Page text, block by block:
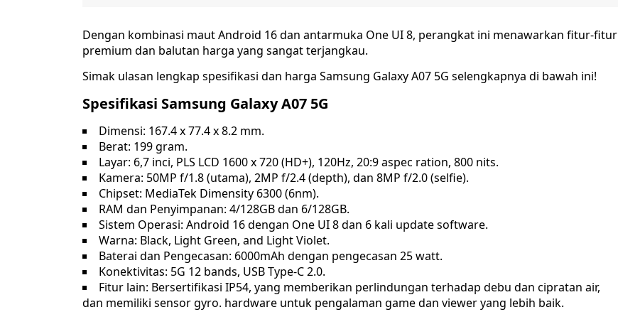
Dengan kombinasi maut Android 16 dan antarmuka One UI 8, perangkat ini menawarkan fitur-fitur
premium dan balutan harga yang sangat terjangkau.
Simak ulasan lengkap spesifikasi dan harga Samsung Galaxy A07 5G selengkapnya di bawah ini!
Spesifikasi Samsung Galaxy A07 5G
Dimensi: 167.4 x 77.4 x 8.2 mm.
Berat: 199 gram.
Layar: 6,7 inci, PLS LCD 1600 x 720 (HD+), 120Hz, 20:9 aspec ration, 800 nits.
Kamera: 50MP f/1.8 (utama), 2MP f/2.4 (depth), dan 8MP f/2.0 (selfie).
Chipset: MediaTek Dimensity 6300 (6nm).
RAM dan Penyimpanan: 4/128GB dan 6/128GB.
Sistem Operasi: Android 16 dengan One UI 8 dan 6 kali update software.
Warna: Black, Light Green, and Light Violet.
Baterai dan Pengecasan: 6000mAh dengan pengecasan 25 watt.
Konektivitas: 5G 12 bands, USB Type-C 2.0.
Fitur lain: Bersertifikasi IP54, yang memberikan perlindungan terhadap debu dan cipratan air,
dan memiliki sensor gyro. hardware untuk pengalaman game dan viewer yang lebih baik.